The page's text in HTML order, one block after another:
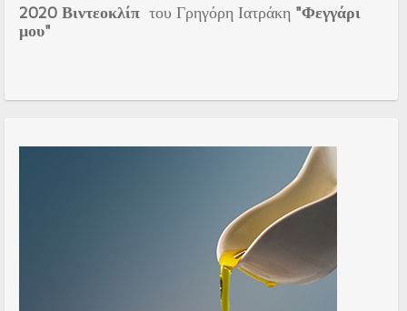
2020 Βιντεοκλίπ του Γρηγόρη Ιατράκη "Φεγγάρι
μου"